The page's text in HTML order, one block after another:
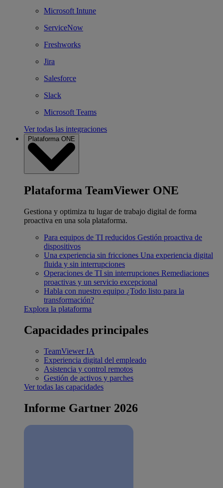
Microsoft Intune
ServiceNow
Freshworks
Jira
Salesforce
Slack
Microsoft Teams
Ver todas las integraciones
Plataforma ONE
Plataforma TeamViewer ONE
Gestiona y optimiza tu lugar de trabajo digital de forma
proactiva en una sola plataforma.
Para equipos de TI reducidos Gestión proactiva de
dispositivos
Una experiencia sin fricciones Una experiencia digital
fluida y sin interrupciones
Operaciones de TI sin interrupciones Remediaciones
proactivas y un servicio excepcional
Habla con nuestro equipo ¿Todo listo para la
transformación?
Explora la plataforma
Capacidades principales
TeamViewer IA
Experiencia digital del empleado
Asistencia y control remotos
Gestión de activos y parches
Ver todas las capacidades
Informe Gartner 2026